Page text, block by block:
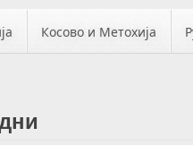
Косово и Метохија